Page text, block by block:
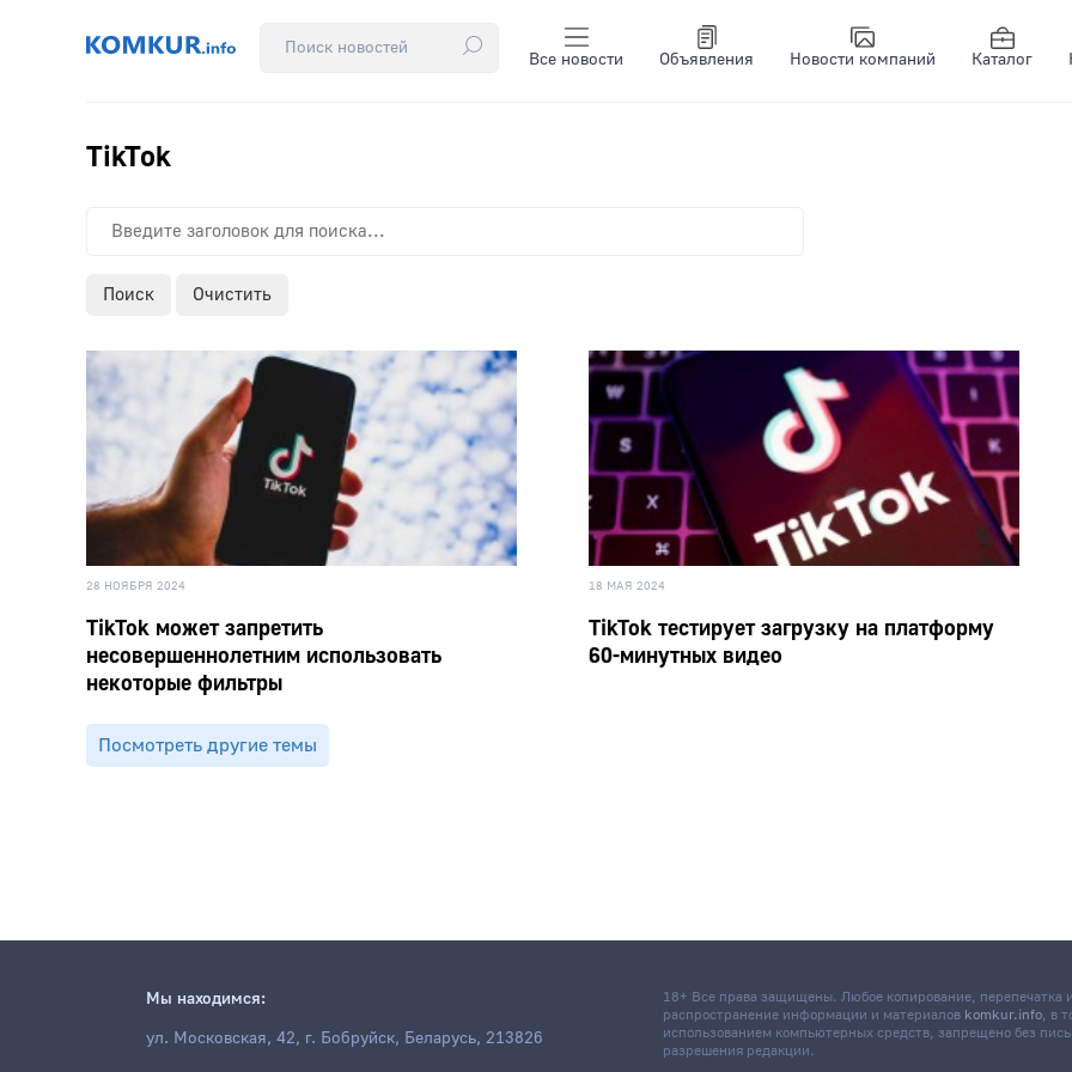
Все новости Объявления Новости компаний Каталог
TikTok
Поиск Очистить
28 НОЯБРЯ 2024
TikTok может запретить
несовершеннолетним использовать
некоторые фильтры
18 МАЯ 2024
TikTok тестирует загрузку на платформу
60-минутных видео
Посмотреть другие темы
Мы находимся:
ул. Московская, 42, г. Бобруйск, Беларусь, 213826
18+ Все права защищены. Любое копирование, перепечатка
распространение информации и материалов komkur.info, в
использованием компьютерных средств, запрещено без
разрешения редакции.